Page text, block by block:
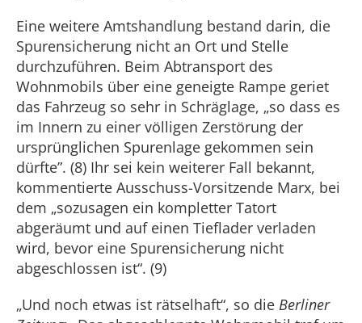
Eine weitere Amtshandlung bestand darin, die
Spurensicherung nicht an Ort und Stelle
durchzuführen. Beim Abtransport des
Wohnmobils über eine geneigte Rampe geriet
das Fahrzeug so sehr in Schräglage, „so dass es
im Innern zu einer völligen Zerstörung der
ursprünglichen Spurenlage gekommen sein
dürfte”. (8) Ihr sei kein weiterer Fall bekannt,
kommentierte Ausschuss-Vorsitzende Marx, bei
dem „sozusagen ein kompletter Tatort
abgeräumt und auf einen Tieflader verladen
wird, bevor eine Spurensicherung nicht
abgeschlossen ist“. (9)
„Und noch etwas ist rätselhaft“, so die Berliner